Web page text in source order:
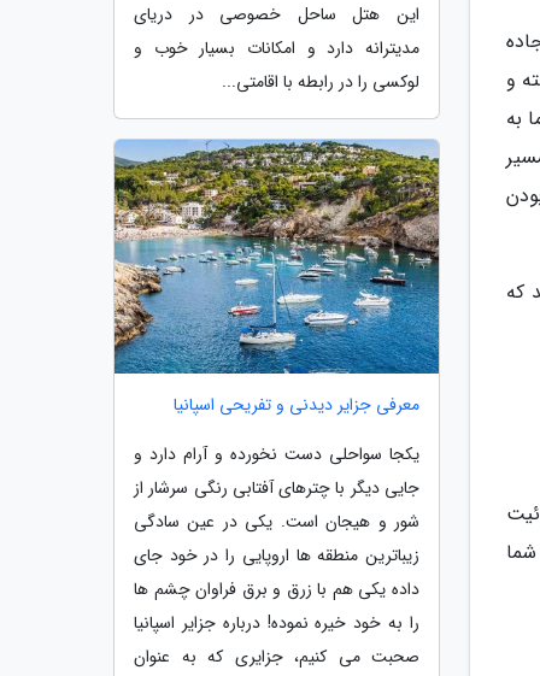
و
به
خواهد شد که
شما
این هتل ساحل خصوصی در دریای
مدیترانه دارد و امکانات بسیار خوب و
لوکسی را در رابطه با اقامتی...
معرفی جزایر دیدنی و تفریحی اسپانیا
یکجا سواحلی دست نخورده و آرام دارد و
جایی دیگر با چترهای آفتابی رنگی سرشار از
شور و هیجان است. یکی در عین سادگی
زیباترین منطقه ها اروپایی را در خود جای
داده یکی هم با زرق و برق فراوان چشم ها
را به خود خیره نموده! درباره جزایر اسپانیا
صحبت می کنیم، جزایری که به عنوان